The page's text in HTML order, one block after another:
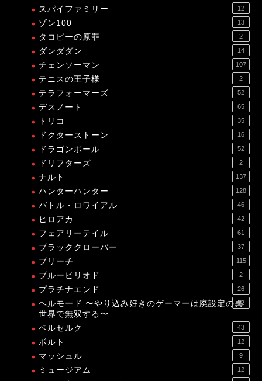
スパイファミリー 12
ゾン100 13
タコピーの原罪 2
ダンダダン 14
チェンソーマン 107
テニスの王子様 2
テラフォーマーズ 52
デスノート 65
トリコ 35
ドクターストーン 16
ドラゴンボール 52
ドリフターズ 2
ナルト 137
ハンターハンター 128
バトル・ロワイアル 46
ヒロアカ 42
フェアリーテイル 61
ブラッククローバー 37
ブリーチ 115
ブルーピリオド 2
プラチナエンド 26
ヘルモード 〜やり込み好きのゲーマーは廃設定の異
世界で無双する〜
12
ベルセルク 43
ボルト 12
マッシュル 9
ミュージアム 12